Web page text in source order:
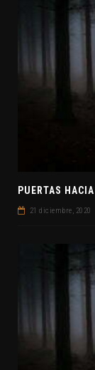
21 diciembre, 2020